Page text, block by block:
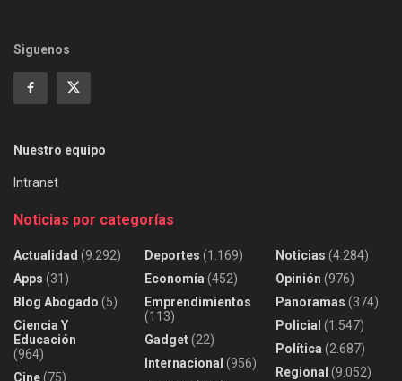
Siguenos
Nuestro equipo
Intranet
Noticias por categorías
Actualidad (9.292)
Apps (31)
Blog Abogado (5)
Ciencia Y
Educación
(964)
Cine(75)
Deportes (1.169)
Economía (452)
Emprendimientos
(113)
Gadget(22)
Internacional (956)
Noticias (4.284)
Opinión (976)
Panoramas (374)
Policial (1.547)
Política (2.687)
Regional (9.052)